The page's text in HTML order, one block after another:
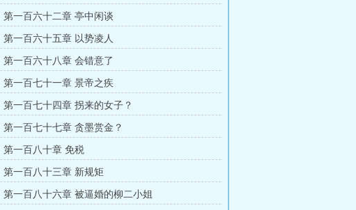
第一百六十二章 亭中闲谈
第一百六十五章 以势凌人
第一百六十八章 会错意了
第一百七十一章 景帝之疾
第一百七十四章 拐来的女子？
第一百七十七章 贪墨赏金？
第一百八十章 免税
第一百八十三章 新规矩
第一百八十六章 被逼婚的柳二小姐